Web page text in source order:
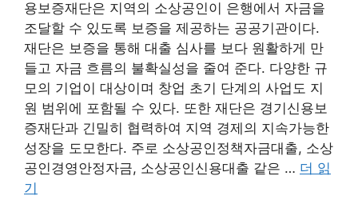
용보증재단은 지역의 소상공인이 은행에서 자금을
조달할 수 있도록 보증을 제공하는 공공기관이다.
재단은 보증을 통해 대출 심사를 보다 원활하게 만
들고 자금 흐름의 불확실성을 줄여 준다. 다양한 규
모의 기업이 대상이며 창업 초기 단계의 사업도 지
원 범위에 포함될 수 있다. 또한 재단은 경기신용보
증재단과 긴밀히 협력하여 지역 경제의 지속가능한
성장을 도모한다. 주로 소상공인정책자금대출, 소상
공인경영안정자금, 소상공인신용대출 같은 … 더 읽
기